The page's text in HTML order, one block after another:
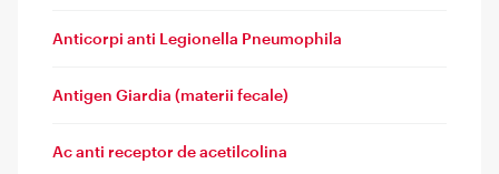
Anticorpi anti Legionella Pneumophila
Antigen Giardia (materii fecale)
Ac anti receptor de acetilcolina